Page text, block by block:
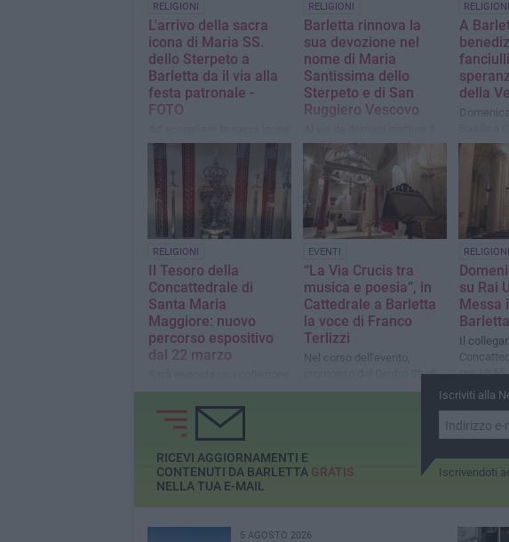
RELIGIONI
L'arrivo della sacra
icona di Maria SS.
dello Sterpeto a
Barletta da il via alla
festa patronale -
FOTO
della Madonna dello
di San Ruggiero, in
occasione dei 750 anni della
traslazione delle spoglie del
Santo
RELIGIONI
Barletta rinnova la
sua devozione nel
nome di Maria
Santissima dello
Sterpeto e di San
Ruggiero Vescovo
mese mariano, con la
presenza in Cattedrale
dell'icona della Vergine
Santissima dello Sterpeto e
del busto reliquiario di San
Ruggiero
RELIGIONI
A
della
Santa
sarà la
RELIGIONI
Il Tesoro della
Concattedrale di
Santa Maria
Maggiore: nuovo
percorso espositivo
dal 22 marzo
di oggetti sacri in argento,
veri e propri capolavori di
arte orafa
EVENTI
“La Via Crucis tra
musica e poesia”, in
Cattedrale a Barletta
la voce di Franco
Terlizzi
Nel corso dell'evento,
promosso dal Centro Studi
“Barletta in Rosa", verranno
RELIGIONI
su Rai
Messa
Barletta
Il
ore 10.55
Iscriviti alla
Iscrivendoti
RICEVI AGGIORNAMENTI E
CONTENUTI DA BARLETTA GRATIS
NELLA TUA E-MAIL
5 AGOSTO 2026